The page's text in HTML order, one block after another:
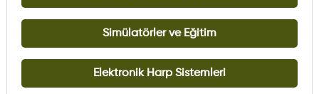
Simülatörler ve Eğitim
Elektronik Harp Sistemleri